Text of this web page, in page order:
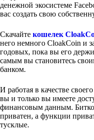
денежной экосистеме
вас создать свою
Скачайте кошелек
него немного CloakCoin и
годовых, пока вы его
самым вы становитесь
банком.
И работая в качестве
вы и только вы имеете
финансовым данным.
приватен, а функции
тусклые.